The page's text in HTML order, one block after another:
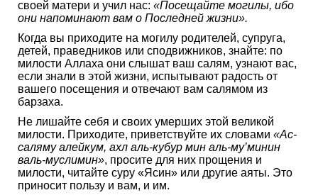
своей матери и учил нас: «Посещайте могилы, ибо
они напоминают вам о Последней жизни».
Когда вы приходите на могилу родителей, супруга,
детей, праведников или сподвижников, знайте: по
милости Аллаха они слышат ваш салям, узнают вас,
если знали в этой жизни, испытывают радость от
вашего посещения и отвечают вам салямом из
барзаха.
Не лишайте себя и своих умерших этой великой
милости. Приходите, приветствуйте их словами «Ас-
саляму алейкум, ахл аль-кубур мин аль-му’минин
валь-муслимин», просите для них прощения и
милости, читайте суру «Ясин» или другие аяты. Это
приносит пользу и вам, и им.